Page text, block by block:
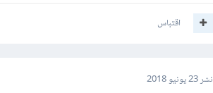
اقتباس
نشر23 يونيو 2018